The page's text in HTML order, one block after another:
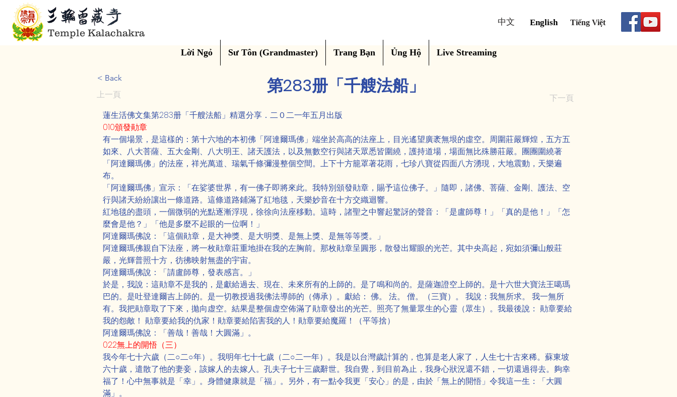
Temple Kalachakra
中文 English Tiếng Việt
Lời Ngỏ Sư Tôn (Grandmaster) Trang Bạn Ủng Hộ Live Streaming
< Back
上一頁
第283册「千艘法船」
下一頁
蓮生活佛文集第283册「千艘法船」精選分享．二０二一年五月出版
010頒發勛章
有一個場景，是這樣的：第十六地的本初佛「阿達爾瑪佛」端坐於高高的法座上，目光遙望廣袤無垠的虛空。周圍莊嚴輝煌，五方五
如來、八大菩薩、五大金剛、八大明王、諸天護法，以及無數空行與諸天眾悉皆圍繞，護持道場，場面無比殊勝莊嚴。團團圍繞著
「阿達爾瑪佛」的法座，祥光萬道、瑞氣千條彌漫整個空間。上下十方籠罩著花雨，七珍八寶從四面八方湧現，大地震動，天樂遍
布。
「阿達爾瑪佛」宣示：「在娑婆世界，有一佛子即將來此。我特別頒發勛章，賜予這位佛子。」隨即，諸佛、菩薩、金剛、護法、空
行與諸天紛紛讓出一條道路。這條道路鋪滿了紅地毯，天樂妙音在十方交織迴響。
紅地毯的盡頭，一個微弱的光點逐漸浮現，徐徐向法座移動。這時，諸聖之中響起驚訝的聲音：「是盧師尊！」「真的是他！」「怎
麼會是他？」「他是多麼不起眼的一位啊！」
阿達爾瑪佛說：「這個勛章，是大神獎、是大明獎、是無上獎、是無等等獎。」
阿達爾瑪佛親自下法座，將一枚勛章莊重地掛在我的左胸前。那枚勛章呈圓形，散發出耀眼的光芒。其中央高起，宛如須彌山般莊
嚴，光輝普照十方，彷彿映射無盡的宇宙。
阿達爾瑪佛說：「請盧師尊，發表感言。」
於是，我說：這勛章不是我的，是獻給過去、現在、未來所有的上師的。是了鳴和尚的。是薩迦證空上師的。是十六世大寶法王噶瑪
巴的。是吐登達爾吉上師的。是一切教授過我佛法導師的（傳承）。獻給： 佛。 法。 僧。（三寶）。 我說：我無所求。 我一無所
有。我把勛章取了下來，拋向虚空。結果是整個虚空佈滿了勛章發出的光芒。照亮了無量眾生的心靈（眾生）。我最後說： 勛章要給
我的怨敵！ 勛章要給我的仇家！勛章要給陷害我的人！勛章要給魔羅！（平等捨）
阿達爾瑪佛說：「善哉！善哉！大圓滿」。
022無上的開悟（三）
我今年七十六歲（二○二○年）。我明年七十七歲（二○二一年）。我是以台灣歲計算的，也算是老人家了，人生七十古來稀。蘇東坡
六十歲，遣散了他的妻妾，該嫁人的去嫁人。孔夫子七十三歲辭世。我自覺，到目前為止，我身心狀況還不錯，一切還過得去。夠幸
福了！心中無事就是「幸」。身體健康就是「福」。另外，有一點令我更「安心」的是，由於「無上的開悟」令我這一生：「大圓
滿」。